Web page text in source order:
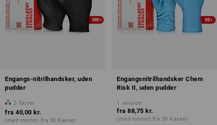
Engangs-nitrilhandsker, uden
pudder
2 farver
fra 40,00 kr.
(med moms) fra 30 Kasser
Engangsnitrilhandsker Chem
Risk II, uden pudder
1 version
fra 88,75 kr.
(med moms) fra 30 Kasser